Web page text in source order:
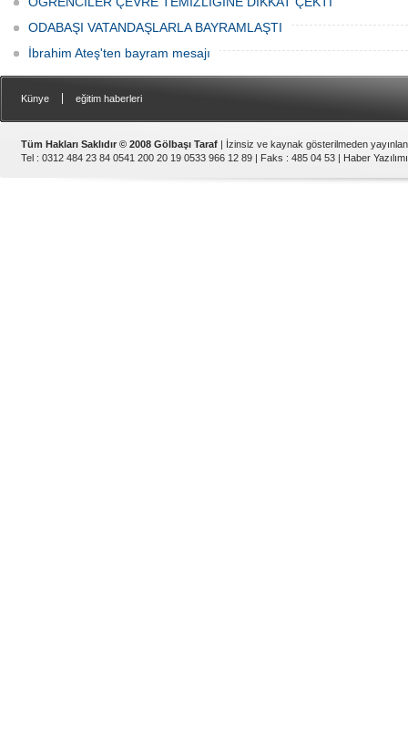
ODABAŞI VATANDAŞLARLA BAYRAMLAŞTI
İbrahim Ateş'ten bayram mesajı
Künye eğitim haberleri
Tüm Hakları Saklıdır © 2008 Gölbaşı Taraf | İzinsiz ve kaynak gösterilmeden
Tel : 0312 484 23 84 0541 200 20 19 0533 966 12 89 | Faks : 485 04 53 | Haber Yazılımı